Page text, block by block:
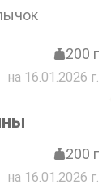
200 г
на 16.01.2026 г.
200 г
на 16.01.2026 г.